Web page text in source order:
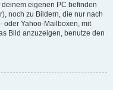
eigenen PC befinden
noch zu Bildern, die nur nach
oder Yahoo-Mailboxen, mit
Bild anzuzeigen, benutze den